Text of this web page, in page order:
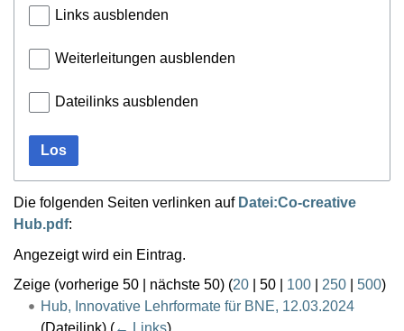
Links ausblenden
Weiterleitungen ausblenden
Dateilinks ausblenden
Los
Die folgenden Seiten verlinken auf Datei:Co-creative
Hub.pdf:
Angezeigt wird ein Eintrag.
Zeige (vorherige 50 nächste 50) (20 50 100 250 500)
Hub, Innovative Lehrformate für BNE, 12.03.2024